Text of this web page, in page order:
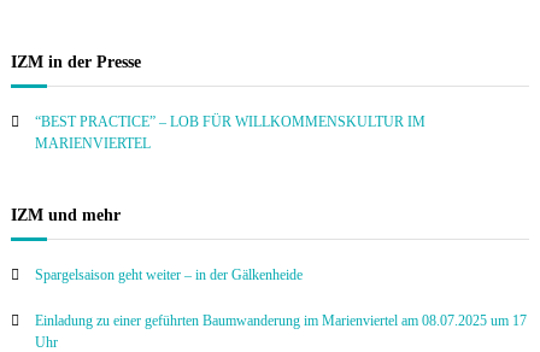
IZM in der Presse
“BEST PRACTICE” – LOB FÜR WILLKOMMENSKULTUR IM
MARIENVIERTEL
IZM und mehr
Spargelsaison geht weiter – in der Gälkenheide
Einladung zu einer geführten Baumwanderung im Marienviertel am 08.07.2025 um 17
Uhr